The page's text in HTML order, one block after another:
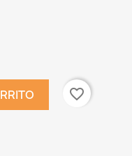
favorite_border